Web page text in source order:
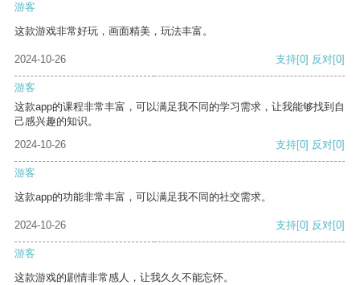
游客
这款游戏非常好玩，画面精美，玩法丰富。
2024-10-26 支持[0] 反对[0]
游客
这款app的课程非常丰富，可以满足我不同的学习需求，让我能够找到自
己感兴趣的知识。
2024-10-26
支持[0] 反对[0]
游客
这款app的功能非常丰富，可以满足我不同的社交需求。
2024-10-26 支持[0] 反对[0]
游客
这款游戏的剧情非常感人，让我久久不能忘怀。